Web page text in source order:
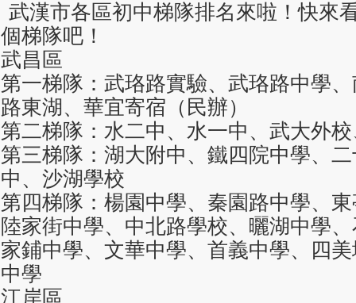
學、石河街中學、張家鋪中學、文華中學、首義中學、四美塘中學、新河街中學江
武漢市各區初中梯隊排名來啦！快來
個梯隊吧！
武昌區
第一梯隊：武珞路實驗、武珞路中學
路東湖、華宜寄宿（民辦）
第二梯隊：水二中、水一中、武大外
第三梯隊：湖大附中、鐵四院中學、
中、沙湖學校
第四梯隊：楊園中學、秦園路中學、
陸家街中學、中北路學校、曬湖中學
家鋪中學、文華中學、首義中學、四
中學
江岸區